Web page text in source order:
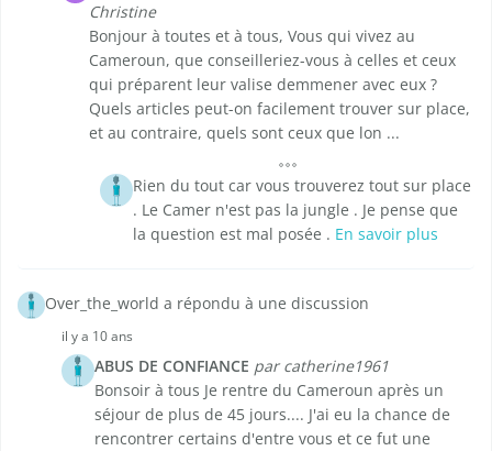
Christine
Bonjour à toutes et à tous, Vous qui vivez au
Cameroun, que conseilleriez-vous à celles et ceux
qui préparent leur valise demmener avec eux ?
Quels articles peut-on facilement trouver sur place,
et au contraire, quels sont ceux que lon ...
Rien du tout car vous trouverez tout sur place
. Le Camer n'est pas la jungle . Je pense que
la question est mal posée . En savoir plus
Over_the_world a répondu à une discussion
il y a 10 ans
ABUS DE CONFIANCE par catherine1961
Bonsoir à tous Je rentre du Cameroun après un
séjour de plus de 45 jours.... J'ai eu la chance de
rencontrer certains d'entre vous et ce fut une